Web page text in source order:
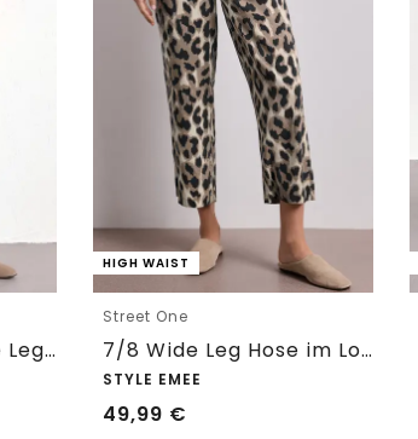
7/8 High Waist Wide Leg Jeans im Loose Fit
HIGH WAIST
Street One
7/8 Wide Leg Hose im Loose Fit mit Print
STYLE EMEE
49,99 €